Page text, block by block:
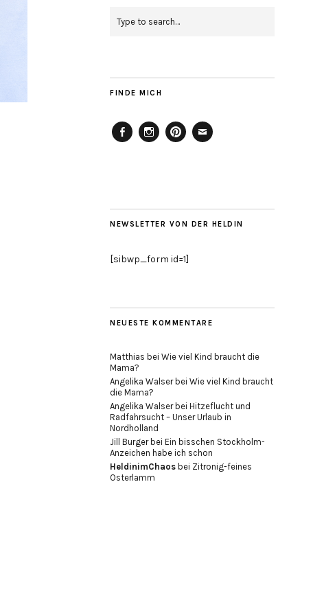
FINDE MICH
NEWSLETTER VON DER HELDIN
[sibwp_form id=1]
NEUESTE KOMMENTARE
Matthias bei Wie viel Kind braucht die
Mama?
Angelika Walserbei Wie viel Kind braucht
die Mama?
Angelika Walserbei Hitzeflucht und
Radfahrsucht – Unser Urlaub in
Nordholland
Jill Burgerbei Ein bisschen Stockholm-
Anzeichen habe ich schon
HeldinimChaos bei Zitronig-feines
Osterlamm